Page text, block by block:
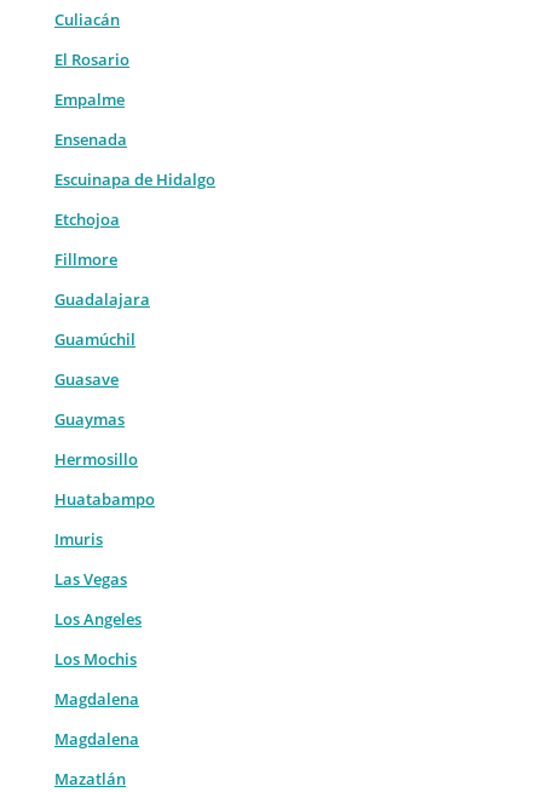
Culiacán
El Rosario
Empalme
Ensenada
Escuinapa de Hidalgo
Etchojoa
Fillmore
Guadalajara
Guamúchil
Guasave
Guaymas
Hermosillo
Huatabampo
Imuris
Las Vegas
Los Angeles
Los Mochis
Magdalena
Magdalena
Mazatlán